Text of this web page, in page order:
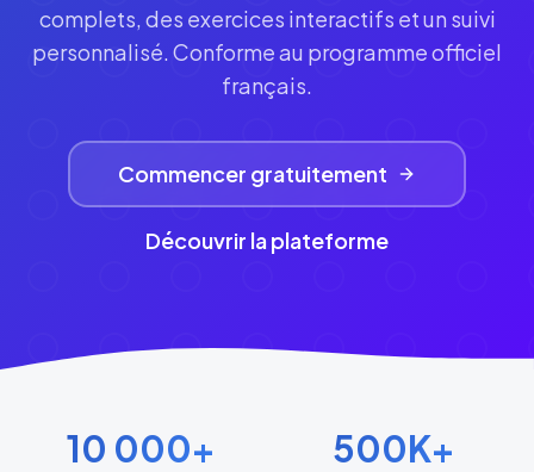
complets, des exercices interactifs et un suivi
personnalisé. Conforme au programme officiel
français.
Commencer gratuitement
Découvrir la plateforme
10 000+ 500K+